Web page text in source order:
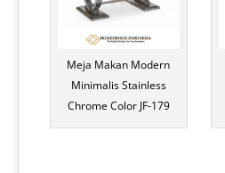
Meja Makan Modern
Minimalis Stainless
Chrome Color JF-179